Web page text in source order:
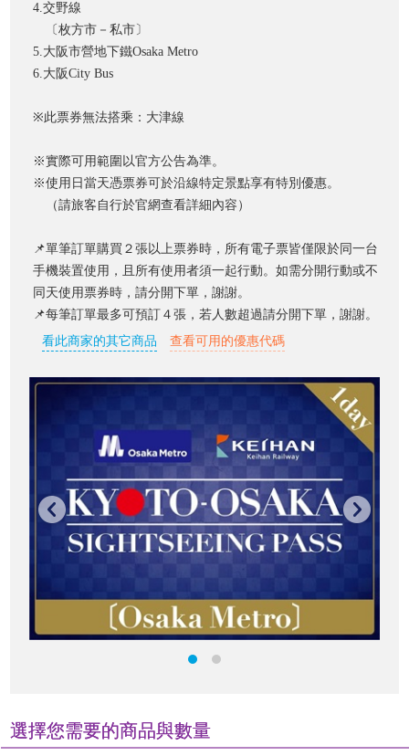
4.交野線
〔枚方市－私市〕
5.大阪市營地下鐵Osaka Metro
6.大阪City Bus
※此票券無法搭乘：大津線
※實際可用範圍以官方公告為準。
※使用日當天憑票券可於沿線特定景點享有特別優惠。
（請旅客自行於官網查看詳細內容）
📌單筆訂單購買２張以上票券時，所有電子票皆僅限於同一台
手機裝置使用，且所有使用者須一起行動。如需分開行動或不
同天使用票券時，請分開下單，謝謝。
📌每筆訂單最多可預訂４張，若人數超過請分開下單，謝謝。
看此商家的其它商品
查看可用的優惠代碼
選擇您需要的商品與數量